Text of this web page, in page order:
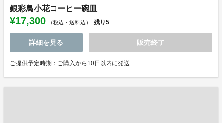
銀彩鳥小花コーヒー碗皿
¥17,300 （税込・送料込） 残り5
詳細を見る 販売終了
ご提供予定時期：ご購入から10日以内に発送